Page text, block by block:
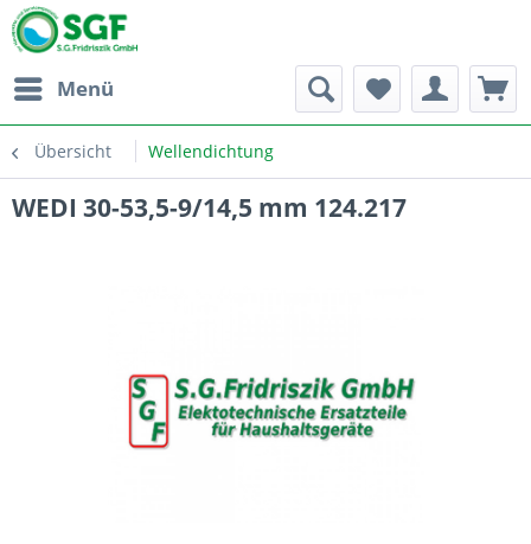
Menü
Übersicht Wellendichtung
WEDI 30-53,5-9/14,5 mm 124.217